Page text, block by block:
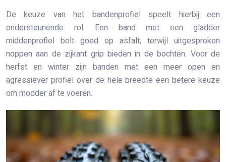
De keuze van het bandenprofiel speelt hierbij een
ondersteunende rol. Een band met een gladder
middenprofiel bolt goed op asfalt, terwijl uitgesproken
noppen aan de zijkant grip bieden in de bochten. Voor de
herfst en winter zijn banden met een meer open en
agressiever profiel over de hele breedte een betere keuze
om modder af te voeren.